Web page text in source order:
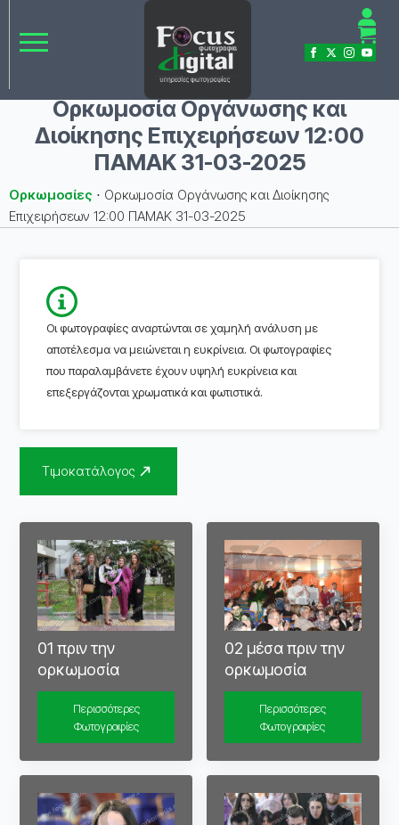
Ορκωμοσία Οργάνωσης και
Διοίκησης Επιχειρήσεων 12:00
ΠΑΜΑΚ 31-03-2025
Ορκωμοσίες ⋅ Ορκωμοσία Οργάνωσης και Διοίκησης
Επιχειρήσεων 12:00 ΠΑΜΑΚ 31-03-2025
Οι φωτογραφίες αναρτώνται σε χαμηλή ανάλυση με
αποτέλεσμα να μειώνεται η ευκρίνεια. Οι φωτογραφίες
που παραλαμβάνετε έχουν υψηλή ευκρίνεια και
επεξεργάζονται χρωματικά και φωτιστικά.
Τιμοκατάλογος
01 πριν την
ορκωμοσία
Περισσότερες
Φωτογραφίες
02 μέσα πριν την
ορκωμοσία
Περισσότερες
Φωτογραφίες